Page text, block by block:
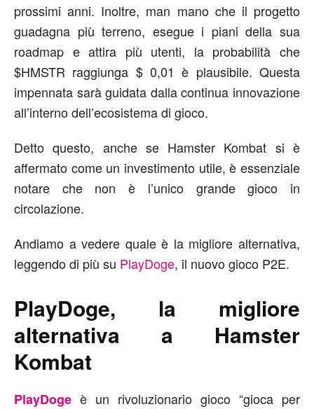
prossimi anni. Inoltre, man mano che il progetto
guadagna più terreno, esegue i piani della sua
roadmap e attira più utenti, la probabilità che
$HMSTR raggiunga $ 0,01 è plausibile. Questa
impennata sarà guidata dalla continua innovazione
all’interno dell’ecosistema di gioco.
Detto questo, anche se Hamster Kombat si è
affermato come un investimento utile, è essenziale
notare che non è l’unico grande gioco in
circolazione.
Andiamo a vedere quale è la migliore alternativa,
leggendo di più su PlayDoge, il nuovo gioco P2E.
PlayDoge, la migliore
alternativa a Hamster
Kombat
PlayDoge è un rivoluzionario gioco “gioca per